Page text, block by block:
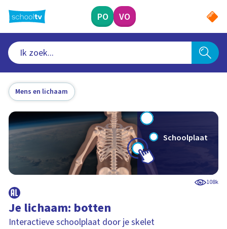
naar
hoofdinhoud
PO VO
Mens en lichaam
Schoolplaat
108k
Je lichaam: botten
Interactieve schoolplaat door je skelet